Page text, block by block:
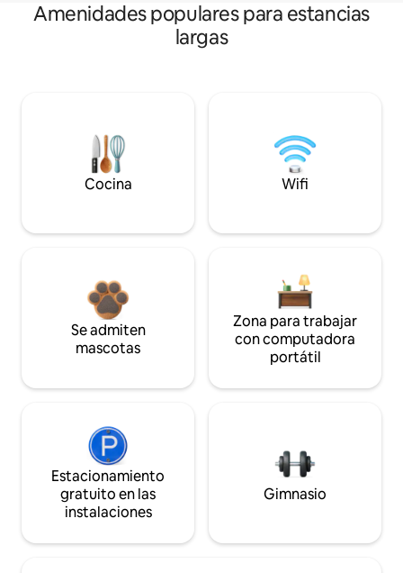
Amenidades populares para estancias
largas
Cocina Wifi
Se admiten
mascotas
Zona para trabajar
con computadora
portátil
Estacionamiento
gratuito en las
instalaciones
Gimnasio